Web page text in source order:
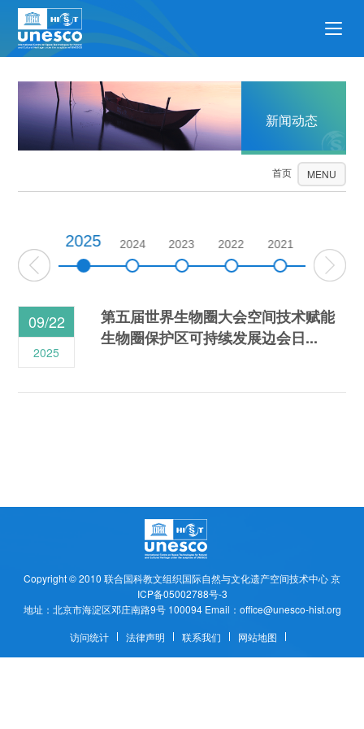
新闻动态
首页 新闻动态
MENU
2025 2024 2023 2022 2021
第五届世界生物圈大会空间技术赋能
生物圈保护区可持续发展边会日...
09/22
2025
Copyright © 2010 联合国科教文组织国际自然与文化遗产空间技术中心京
ICP备05002788号-3
地址：北京市海淀区邓庄南路9号 100094 Email：office@unesco-hist.org
访问统计
法律声明 联系我们 网站地图